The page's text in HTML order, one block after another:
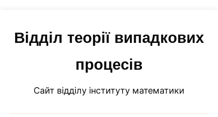
вмістуВідділ теорії випадкових
процесів
Сайт відділу інституту математики